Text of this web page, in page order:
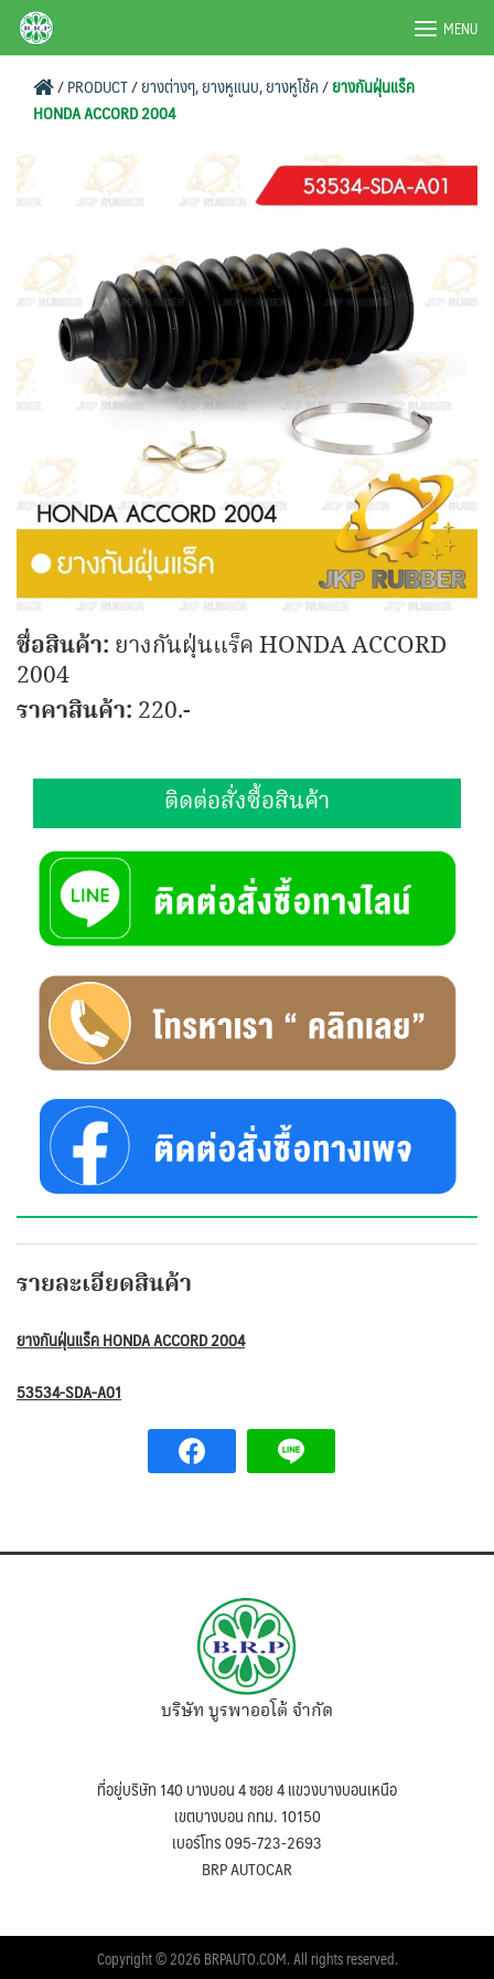
SkipBRPAUTO.COM MENU
/PRODUCT/ยางต่างๆ, ยางหูแนบ, ยางหูโช้ค/ยางกันฝุ่นแร็ค
HONDA ACCORD 2004
ชื่อสินค้า: ยางกันฝุ่นแร็ค HONDA ACCORD
2004
ราคาสินค้า: 220.-
ติดต่อสั่งซื้อสินค้า
รายละเอียดสินค้า
ยางกันฝุ่นแร็ค HONDA ACCORD 2004
53534-SDA-A01
บริษัท บูรพาออโต้ จำกัด
ที่อยู่บริษัท 140 บางบอน 4 ซอย 4 แขวงบางบอนเหนือ
เขตบางบอน กทม. 10150
เบอร์โทร 095-723-2693
BRP AUTOCAR
Copyright © 2026 BRPAUTO.COM. All rights reserved.